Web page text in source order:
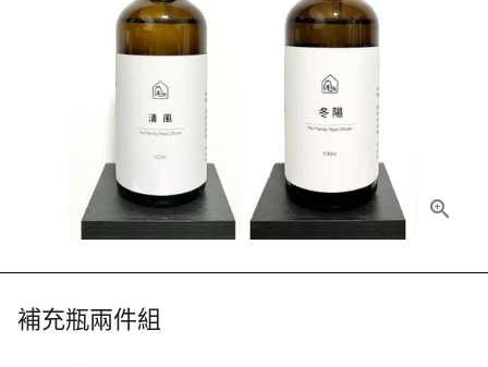
補充瓶兩件組